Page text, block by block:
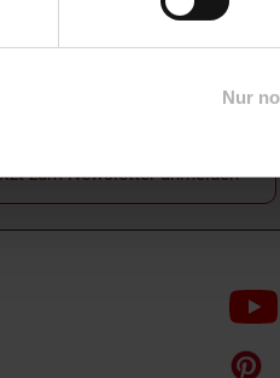
Nur
zum Newsletter anmelden
Folge
uns
auf